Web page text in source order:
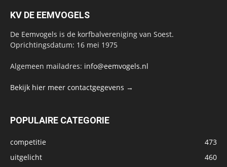
KV DE EEMVOGELS
De Eemvogels is de korfbalvereniging van Soest.
Oprichtingsdatum: 16 mei 1975
Algemeen mailadres: info@eemvogels.nl
Bekijk hier meer contactgegevens →
POPULAIRE CATEGORIE
competitie
473
uitgelicht
460